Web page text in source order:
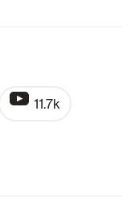
11.7k